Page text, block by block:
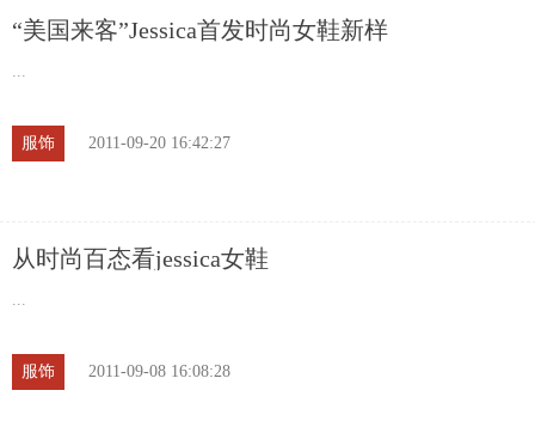
“美国来客”Jessica首发时尚女鞋新样
...
服饰 2011-09-20 16:42:27
从时尚百态看jessica女鞋
...
服饰 2011-09-08 16:08:28